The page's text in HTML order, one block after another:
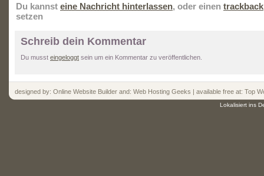
Du kannst eine Nachricht hinterlassen, oder einen trackback
setzen
Schreib dein Kommentar
Du musst eingeloggt sein um ein Kommentar zu veröffentlichen.
designed by: Online Website Builder and: Web Hosting Geeks | available free at: Top
Lokalisiert ins